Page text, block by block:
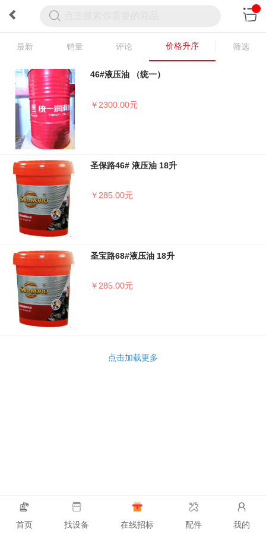
最新 销量 评论 价格升序 筛选
46#液压油 （统一）
￥2300.00元
圣保路46# 液压油 18升
￥285.00元
圣宝路68#液压油 18升
￥285.00元
点击加载更多
首页 找设备 在线招标 配件 我的